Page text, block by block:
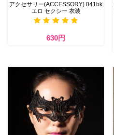
アクセサリー(ACCESSORY) 041bk
エロ セクシー 衣装
630円